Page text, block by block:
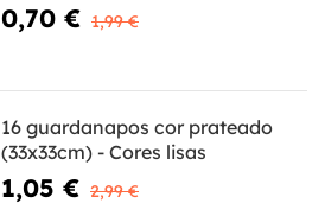
0,70 € 1,99 €
16 guardanapos cor prateado
(33x33cm) - Cores lisas
1,05 € 2,99 €